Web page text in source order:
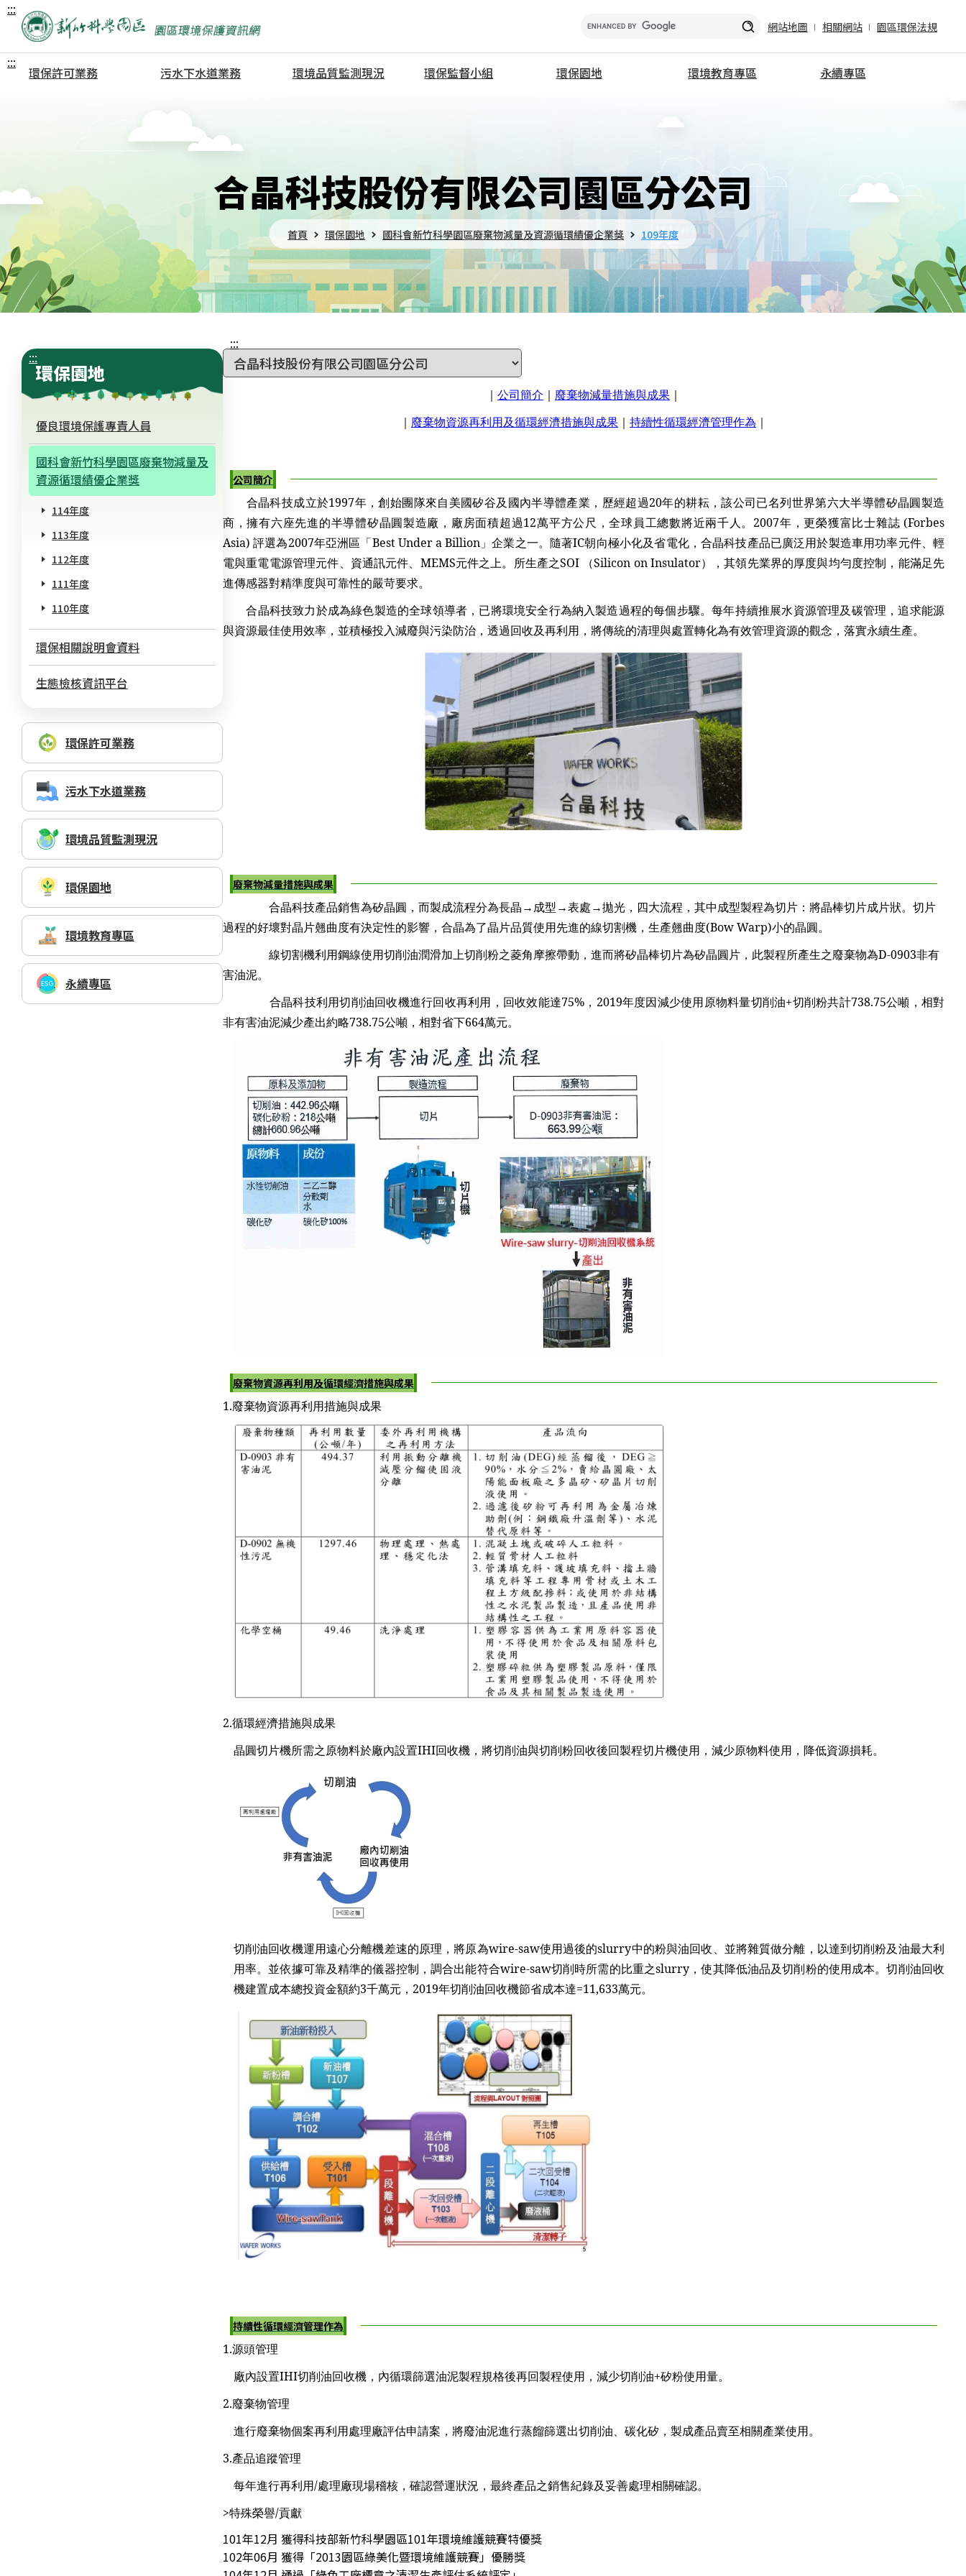
:::
網站地圖 相關網站 園區環保法規
:::
環保許可業務
事業廢棄物清理
事業廢棄物再利用
污水下水道業務
申請建築執照雨污水管線圖
說審查
污水下水道使用費徵收
污水下水道使用費計價基準
污水下水道可容納排入之水
表單下載
環境品質監測現況
新竹生物醫學園區
宜蘭科學園區
新竹科學園區空氣品質監測
網
環保監督小組 環保園地
生態檢核資訊平台
環境教育專區
參訪線上申請
推動成果
表單下載
環教資源
加入環境教育合作夥伴
環教小百科
永續專區
VDR專區
園區廠商專區
合晶科技股份有限公司園區分公司
首頁 環保園地 國科會新竹科學園區廢棄物減量及資源循環績優企業獎 109年度
:::
環保園地
優良環境保護專責人員
國科會新竹科學園區廢棄物減量及
資源循環績優企業獎
114年度
113年度
112年度
111年度
110年度
環保相關說明會資料
生態檢核資訊平台
環保許可業務
污水下水道業務
環境品質監測現況
環保園地
環境教育專區
永續專區
:::
｜ 公司簡介 ｜ 廢棄物減量措施與成果 ｜
｜ 廢棄物資源再利用及循環經濟措施與成果 ｜ 持續性循環經濟管理作為 ｜
公司簡介
合晶科技成立於1997年，創始團隊來自美國矽谷及國內半導體產業，歷經超過20年的耕耘，該公司已名列世界第六大半導體矽晶圓製造
商，擁有六座先進的半導體矽晶圓製造廠，廠房面積超過12萬平方公尺，全球員工總數將近兩千人。2007年，更榮獲富比士雜誌 (Forbes
Asia) 評選為2007年亞洲區「Best Under a Billion」企業之一。隨著IC朝向極小化及省電化，合晶科技產品已廣泛用於製造車用功率元件、輕
電與重電電源管理元件、資通訊元件、MEMS元件之上。所生產之SOI （Silicon on Insulator），其領先業界的厚度與均勻度控制，能滿足先
進傳感器對精準度與可靠性的嚴苛要求。
合晶科技致力於成為綠色製造的全球領導者，已將環境安全行為納入製造過程的每個步驟。每年持續推展水資源管理及碳管理，追求能源
與資源最佳使用效率，並積極投入減廢與污染防治，透過回收及再利用，將傳統的清理與處置轉化為有效管理資源的觀念，落實永續生產。
廢棄物減量措施與成果
合晶科技產品銷售為矽晶圓，而製成流程分為長晶→成型→表處→拋光，四大流程，其中成型製程為切片：將晶棒切片成片狀。切片
過程的好壞對晶片翹曲度有決定性的影響，合晶為了晶片品質使用先進的線切割機，生產翹曲度(Bow Warp)小的晶圓。
線切割機利用鋼線使用切削油潤滑加上切削粉之菱角摩擦帶動，進而將矽晶棒切片為矽晶圓片，此製程所產生之廢棄物為D-0903非有
害油泥。
合晶科技利用切削油回收機進行回收再利用，回收效能達75%，2019年度因減少使用原物料量切削油+切削粉共計738.75公噸，相對
非有害油泥減少產出約略738.75公噸，相對省下664萬元。
廢棄物資源再利用及循環經濟措施與成果
1.廢棄物資源再利用措施與成果
2.循環經濟措施與成果
晶圓切片機所需之原物料於廠內設置IHI回收機，將切削油與切削粉回收後回製程切片機使用，減少原物料使用，降低資源損耗。
切削油回收機運用遠心分離機差速的原理，將原為wire-saw使用過後的slurry中的粉與油回收、並將雜質做分離，以達到切削粉及油最大利
用率。並依據可靠及精準的儀器控制，調合出能符合wire-saw切削時所需的比重之slurry，使其降低油品及切削粉的使用成本。切削油回收
機建置成本總投資金額約3千萬元，2019年切削油回收機節省成本達=11,633萬元。
持續性循環經濟管理作為
1.源頭管理
廠內設置IHI切削油回收機，內循環篩選油泥製程規格後再回製程使用，減少切削油+矽粉使用量。
2.廢棄物管理
進行廢棄物個案再利用處理廠評估申請案，將廢油泥進行蒸餾篩選出切削油、碳化矽，製成產品賣至相關產業使用。
3.產品追蹤管理
每年進行再利用/處理廠現場稽核，確認營運狀況，最終產品之銷售紀錄及妥善處理相關確認。
>特殊榮譽/貢獻
101年12月 獲得科技部新竹科學園區101年環境維護競賽特優獎
102年06月 獲得「2013園區綠美化暨環境維護競賽」優勝獎